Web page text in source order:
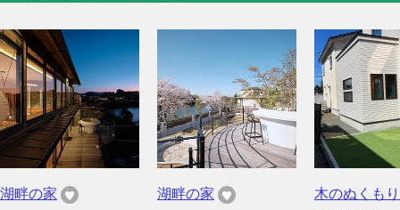
湖畔の家 湖畔の家
木のぬくも